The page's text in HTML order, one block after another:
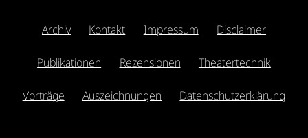
Archiv Kontakt Impressum Disclaimer
Publikationen Rezensionen Theatertechnik
Vorträge Auszeichnungen Datenschutzerklärung